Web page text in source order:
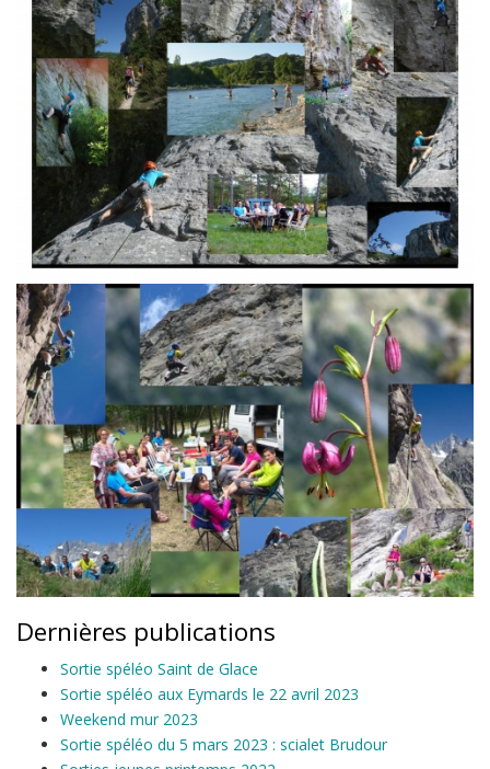
Dernières publications
Sortie spéléo Saint de Glace
Sortie spéléo aux Eymards le 22 avril 2023
Weekend mur 2023
Sortie spéléo du 5 mars 2023 : scialet Brudour